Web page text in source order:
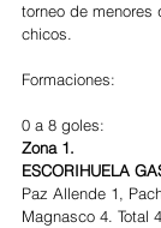
torneo de menores
chicos.
Formaciones:
0 a 8 goles:
Zona 1.
ESCORIHUELA
Paz Allende 1,
Magnasco 4. Total